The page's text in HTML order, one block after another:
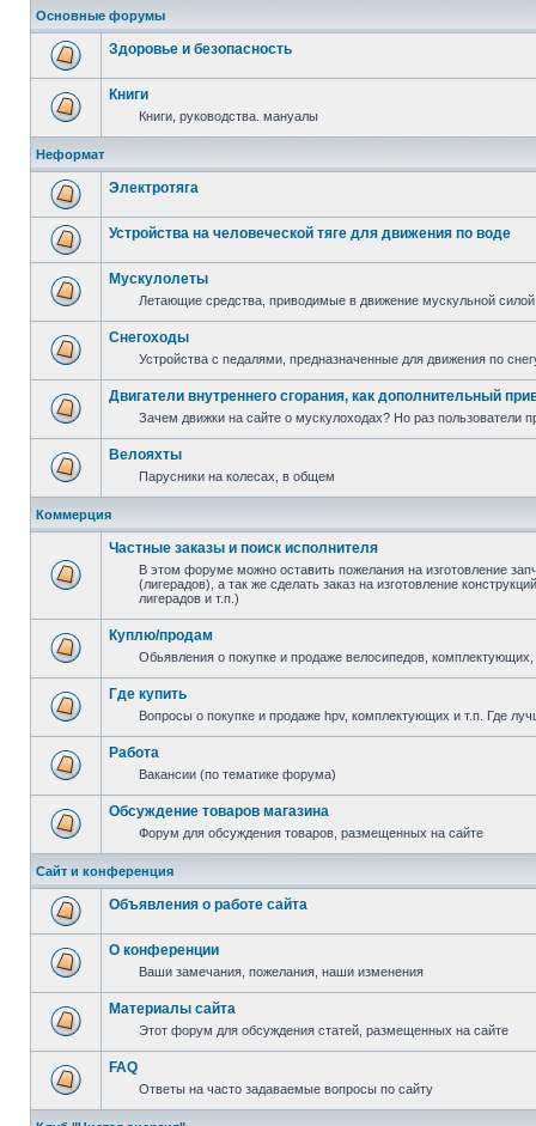
Основные форумы
Здоровье и безопасность
Книги
Книги, руководства. мануалы
Неформат
Электротяга
Устройства на человеческой тяге для движения по воде
Мускулолеты
Летающие средства, приводимые в движение мускульной силой
Снегоходы
Устройства с педалями, предназначенные для движения по
Двигатели внутреннего сгорания, как дополнительный
Зачем движки на сайте о мускулоходах? Но раз пользователи
Велояхты
Парусники на колесах, в общем
Коммерция
Частные заказы и поиск исполнителя
В этом форуме можно оставить пожелания на изготовление
(лигерадов), а так же сделать заказ на изготовление
лигерадов и т.п.)
Куплю/продам
Обьявления о покупке и продаже велосипедов,
Где купить
Вопросы о покупке и продаже hpv, комплектующих и т.п. Где
Работа
Вакансии (по тематике форума)
Обсуждение товаров магазина
Форум для обсуждения товаров, размещенных на сайте
Сайт и конференция
Объявления о работе сайта
О конференции
Ваши замечания, пожелания, наши изменения
Материалы сайта
Этот форум для обсуждения статей, размещенных на сайте
FAQ
Ответы на часто задаваемые вопросы по сайту